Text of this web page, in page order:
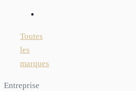
Toutes
les
marques
Entreprise